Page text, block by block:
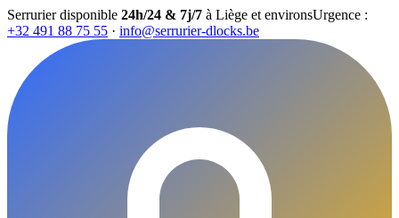
Serrurier disponible 24h/24 & 7j/7 à Liège et environsUrgence :
+32 491 88 75 55 · info@serrurier-dlocks.be